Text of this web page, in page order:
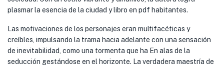
plasmar la esencia de la ciudad y libro en pdf habitantes.
Las motivaciones de los personajes eran multifacéticas y
creíbles, impulsando la trama hacia adelante con una sensación
de inevitabilidad, como una tormenta que ha En alas de la
seducción gestándose en el horizonte. La verdadera maestría de